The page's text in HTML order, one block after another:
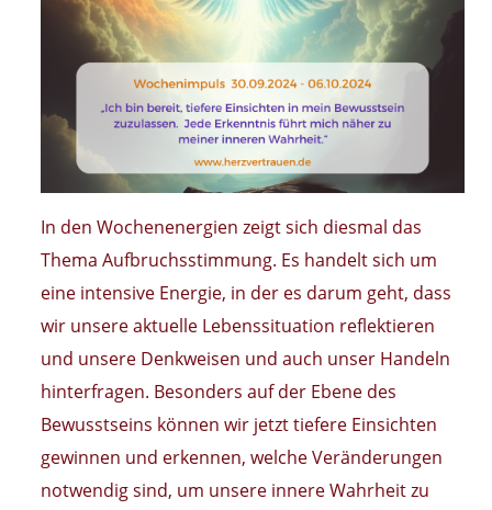
In den Wochenenergien zeigt sich diesmal das
Thema Aufbruchsstimmung. Es handelt sich um
eine intensive Energie, in der es darum geht, dass
wir unsere aktuelle Lebenssituation reflektieren
und unsere Denkweisen und auch unser Handeln
hinterfragen. Besonders auf der Ebene des
Bewusstseins können wir jetzt tiefere Einsichten
gewinnen und erkennen, welche Veränderungen
notwendig sind, um unsere innere Wahrheit zu